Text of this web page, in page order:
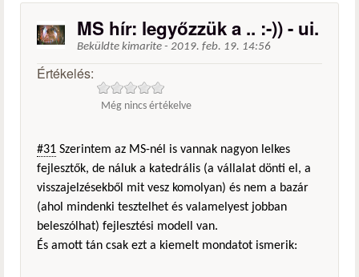
MS hír: legyőzzük a .. :-)) - ui.
Beküldte kimarite - 2019. feb. 19. 14:56
Értékelés:
Még nincs értékelve
#31 Szerintem az MS-nél is vannak nagyon lelkes
fejlesztők, de náluk a katedrális (a vállalat dönti el, a
visszajelzésekből mit vesz komolyan) és nem a bazár
(ahol mindenki tesztelhet és valamelyest jobban
beleszólhat) fejlesztési modell van.
És amott tán csak ezt a kiemelt mondatot ismerik: